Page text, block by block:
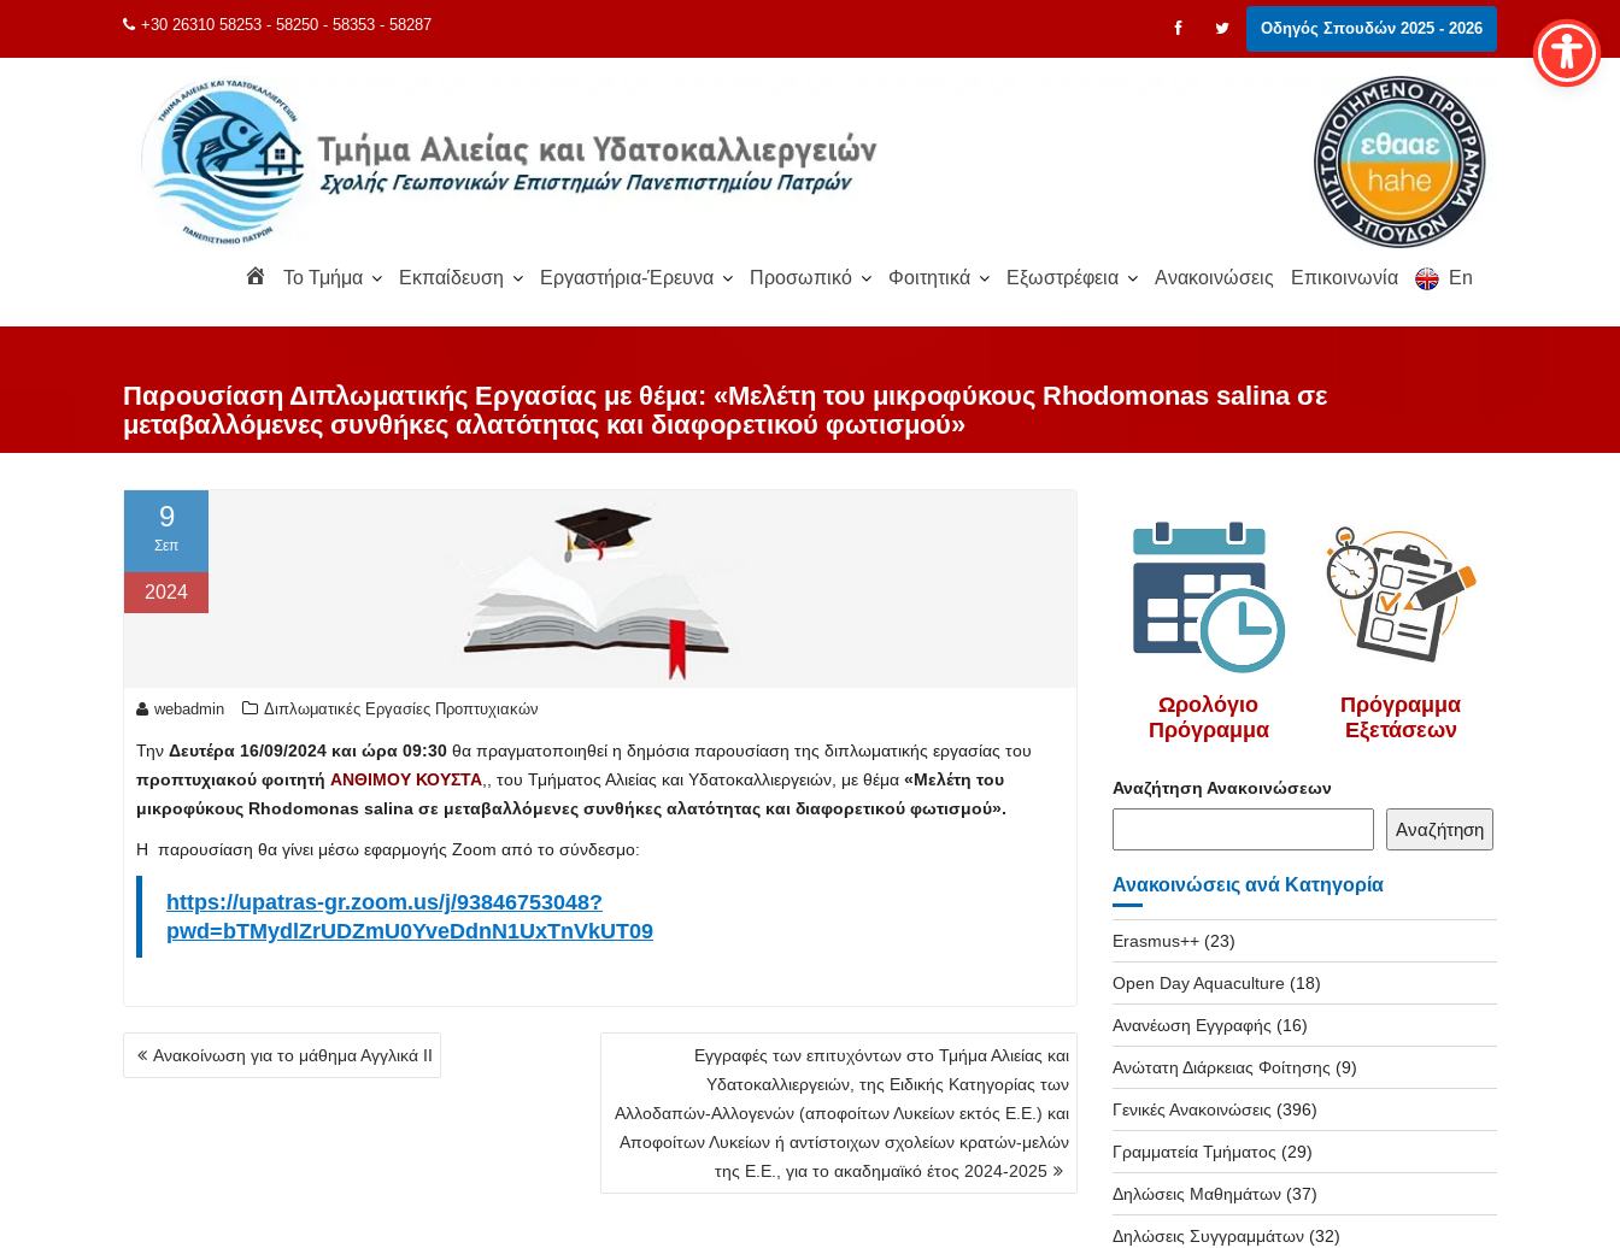
+30 26310 58253 - 58250 - 58353 - 58287 Οδηγός Σπουδών 2025 - 2026
χ
ή
To Τμήμα Εκπαίδευση Εργαστήρια-Έρευνα Προσωπικό Φοιτητικά Εξωστρέφεια Ανακοινώσεις Επικοινωνία En
Παρουσίαση Διπλωματικής Εργασίας με θέμα: «Μελέτη του μικροφύκους Rhodomonas salina σε
μεταβαλλόμενες συνθήκες αλατότητας και διαφορετικού φωτισμού»
9
Σεπ
2024
webadmin Διπλωματικές Εργασίες Προπτυχιακών
Την Δευτέρα 16/09/2024 και ώρα 09:30 θα πραγματοποιηθεί η δημόσια παρουσίαση της διπλωματικής εργασίας του
προπτυχιακού φοιτητή ΑΝΘΙΜΟΥ ΚΟΥΣΤΑ,, του Τμήματος Αλιείας και Υδατοκαλλιεργειών, με θέμα «Μελέτη του
μικροφύκους Rhodomonas salina σε μεταβαλλόμενες συνθήκες αλατότητας και διαφορετικού φωτισμού».
Η παρουσίαση θα γίνει μέσω εφαρμογής Zoom από το σύνδεσμο:
https://upatras-gr.zoom.us/j/93846753048?
pwd=bTMydlZrUDZmU0YveDdnN1UxTnVkUT09
Πλοήγηση
άρθρων
Ανακοίνωση για το μάθημα Αγγλικά ΙΙ
Εγγραφές των επιτυχόντων στο Τμήμα Αλιείας και
Υδατοκαλλιεργειών, της Ειδικής Κατηγορίας των
Αλλοδαπών-Αλλογενών (αποφοίτων Λυκείων εκτός Ε.Ε.) και
Αποφοίτων Λυκείων ή αντίστοιχων σχολείων κρατών-μελών
της Ε.Ε., για το ακαδημαϊκό έτος 2024-2025
Ωρολόγιο
Πρόγραμμα
Πρόγραμμα
Εξετάσεων
Αναζήτηση Ανακοινώσεων
Αναζήτηση
Ανακοινώσεις ανά Κατηγορία
Erasmus++(23)
Open Day Aquaculture(18)
Ανανέωση Εγγραφής (16)
Ανώτατη Διάρκειας Φοίτησης (9)
Γενικές Ανακοινώσεις (396)
Γραμματεία Τμήματος (29)
Δηλώσεις Μαθημάτων(37)
Δηλώσεις Συγγραμμάτων(32)